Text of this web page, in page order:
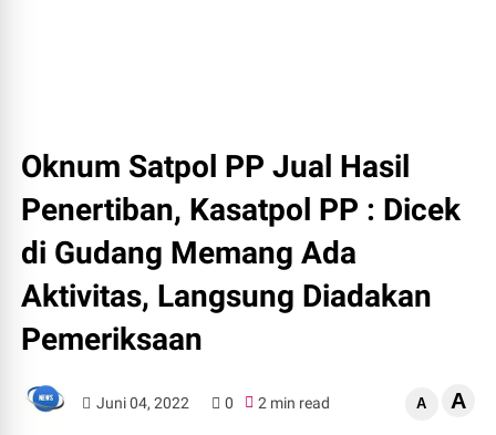
Oknum Satpol PP Jual Hasil
Penertiban, Kasatpol PP : Dicek
di Gudang Memang Ada
Aktivitas, Langsung Diadakan
Pemeriksaan
Juni 04, 2022 0 2 min read A A